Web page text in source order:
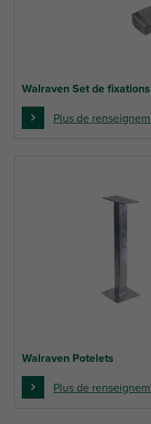
Walraven Set de
Plus de
Walraven Potelets
Plus de